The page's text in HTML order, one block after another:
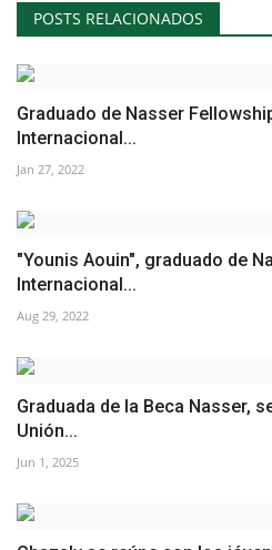
POSTS RELACIONADOS
Graduado de Nasser
Internacional...
Jan 27, 2022
"Younis Aouin", graduado de
Internacional...
Aug 29, 2022
Graduada de la Beca Nasser,
Unión...
Jun 1, 2025